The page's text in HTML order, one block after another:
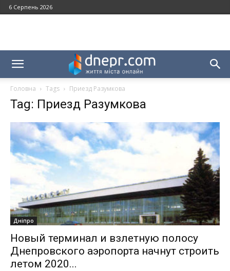
6 Серпень 2026
Головна Tags Приезд Разумкова
Tag: Приезд Разумкова
Дніпро
Новый терминал и взлетную полосу
Днепровского аэропорта начнут строить
летом 2020...